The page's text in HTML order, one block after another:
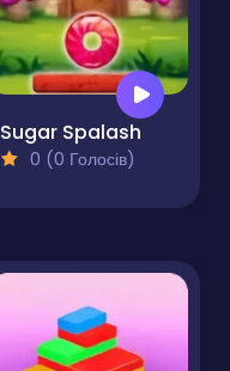
Sugar Spalash
0 (0 Голосів)